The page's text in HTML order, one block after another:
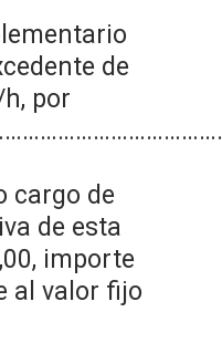
de
por
cargo de
de esta
importe
al valor fijo